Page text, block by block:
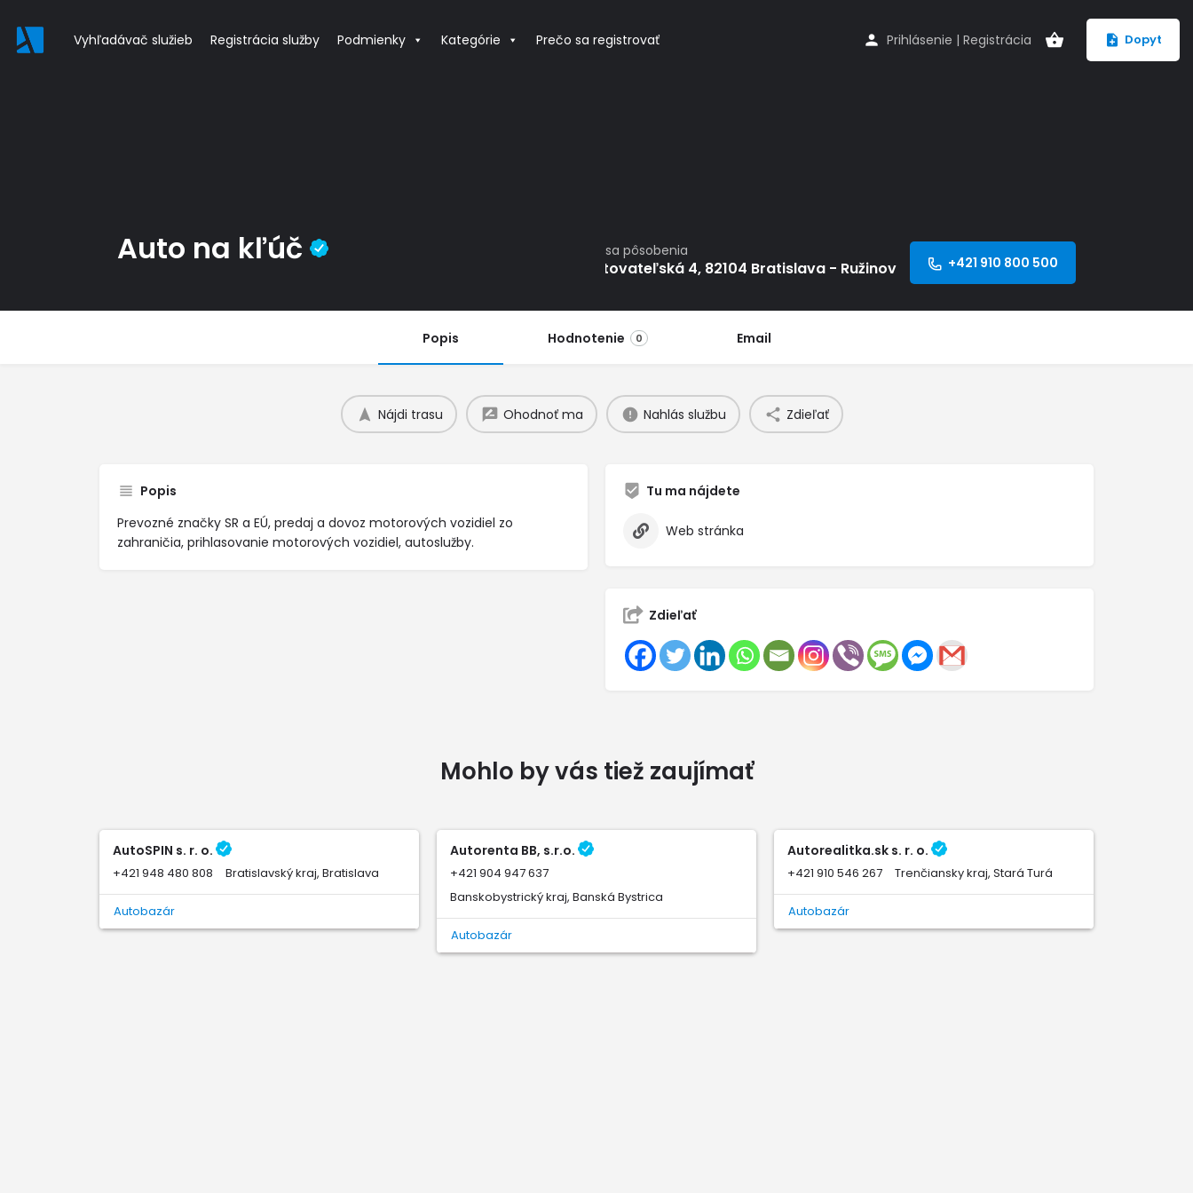
Vyhľadávač služieb Registrácia služby Podmienky Kategórie Prečo sa registrovať Prihlásenie | Registrácia Dopyt
Auto na kľúč Adresa pôsobenia
Pestovateľská 4, 82104 Bratislava - Ružinov +421 910 800 500
Popis Hodnotenie 0 Email
Nájdi trasu Ohodnoť ma Nahlás službu Zdieľať
Popis
Prevozné značky SR a EÚ, predaj a dovoz motorových vozidiel zo
zahraničia, prihlasovanie motorových vozidiel, autoslužby.
Tu ma nájdete
Web stránka
Zdieľať
Mohlo by vás tiež zaujímať
AutoSPIN s. r. o.
+421 948 480 808 Bratislavský kraj, Bratislava
Autobazár
Autorenta BB, s.r.o.
+421 904 947 637
Banskobystrický kraj, Banská Bystrica
Autobazár
Autorealitka.sk s. r. o.
+421 910 546 267 Trenčiansky kraj, Stará Turá
Autobazár